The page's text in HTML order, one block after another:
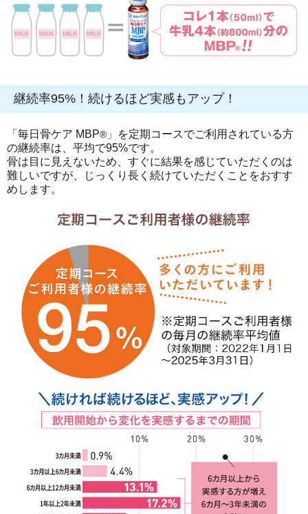
継続率95%！続けるほど実感もアップ！
「毎日骨ケア MBP® 」を定期コースでご利用されている方
の継続率は、平均で95%です。
骨は目に見えないため、すぐに結果を感じていただくのは
難しいですが、じっくり長く続けていただくことをおすす
めします。